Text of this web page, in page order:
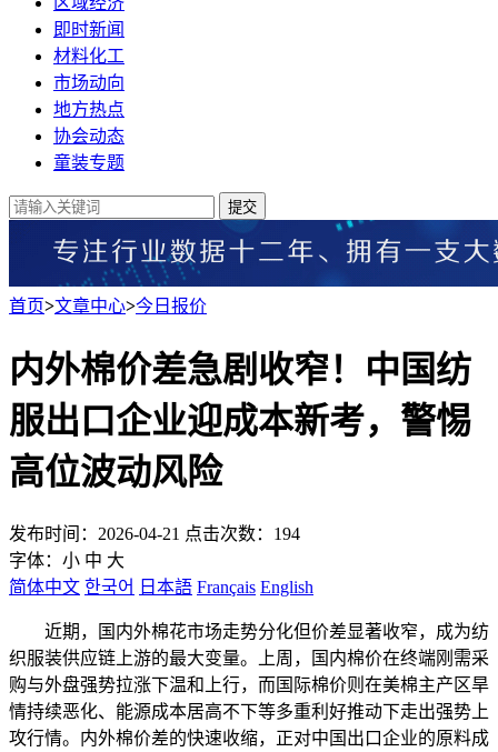
即时新闻
材料化工
市场动向
地方热点
协会动态
童装专题
提交
首页>文章中心>今日报价
内外棉价差急剧收窄！中国纺
服出口企业迎成本新考，警惕
高位波动风险
发布时间：2026-04-21 点击次数：194
字体： 小 中 大
简体中文 한국어 日本語 Français English
近期，国内外棉花市场走势分化但价差显著收窄，成为纺
织服装供应链上游的最大变量。上周，国内棉价在终端刚需采
购与外盘强势拉涨下温和上行，而国际棉价则在美棉主产区旱
情持续恶化、能源成本居高不下等多重利好推动下走出强势上
攻行情。内外棉价差的快速收缩，正对中国出口企业的原料成